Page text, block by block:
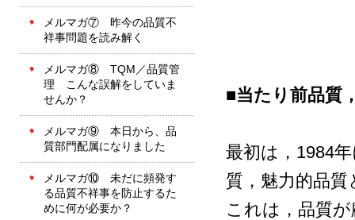
メルマガ⑦ 昨今の品質不
祥事問題を読み解く
メルマガ⑧ TQM／品質管
理 こんな誤解をしていま
せんか？
メルマガ⑨ 本日から、品
質部門配属になりました
メルマガ⑩ 未だに頻発す
る品質不祥事を防止するた
めに何が必要か？
■当たり前品質
最初は，1984
質，魅力的品
これは，品質